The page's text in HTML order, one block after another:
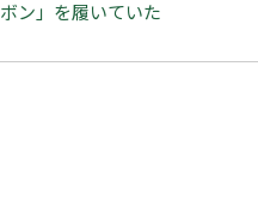
ボン」を履いていた